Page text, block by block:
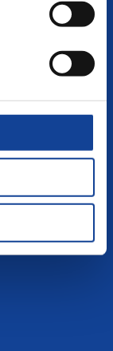
Helsinki